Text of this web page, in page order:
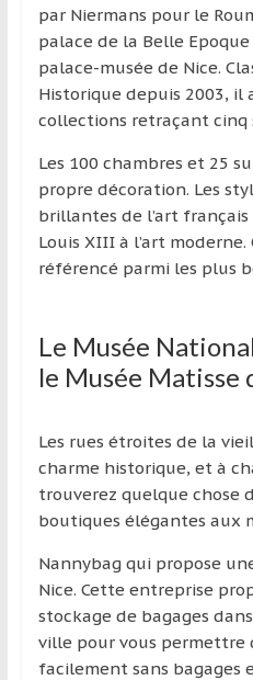
par Niermans pour le
palace de la Belle
palace-musée de Nice.
Historique depuis 2003, il
collections retraçant cinq
Les 100 chambres et 25
propre décoration. Les
brillantes de l’art
Louis XIII à l’art moderne.
référencé parmi les plus
Le Musée
le Musée Matisse
Les rues étroites de la
charme historique, et à
trouverez quelque chose
boutiques élégantes aux
Nannybag qui propose
Nice. Cette entreprise
stockage de bagages
ville pour vous permettre
facilement sans bagages